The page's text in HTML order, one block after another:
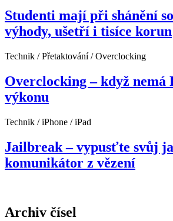
Studenti mají při shánění
výhody, ušetří i tisíce korun
Technik / Přetaktování / Overclocking
Overclocking – když nemá
výkonu
Technik / iPhone / iPad
Jailbreak – vypusťte svůj
komunikátor z vězení
Archiv čísel